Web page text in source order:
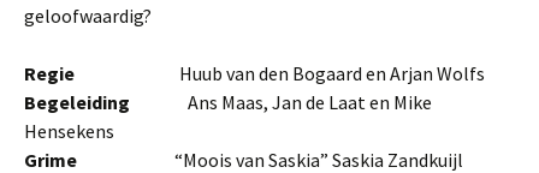
geloofwaardig?
Regie Huub van den Bogaard en Arjan Wolfs
Begeleiding
Ans Maas, Jan de Laat en Mike
Hensekens
Grime
“Moois van Saskia” Saskia Zandkuijl